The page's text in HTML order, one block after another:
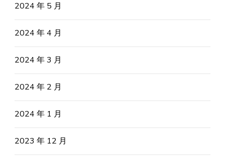
2024 年 5 月
2024 年 4 月
2024 年 3 月
2024 年 2 月
2024 年 1 月
2023 年 12 月